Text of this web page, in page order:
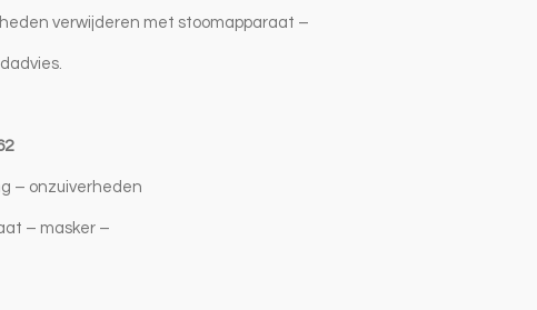
verwijderen met stoomapparaat –
– onzuiverheden
– masker –